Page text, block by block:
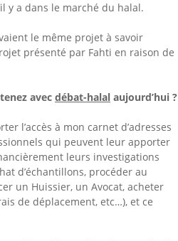
y a dans le marché du halal.
le même projet à savoir
présenté par Fahti en raison de
avec débat-halal aujourd’hui ?
l’accès à mon carnet d’adresses
qui peuvent leur apporter
leurs investigations
d’échantillons, procéder au
un Huissier, un Avocat, acheter
de déplacement, etc…), et ce